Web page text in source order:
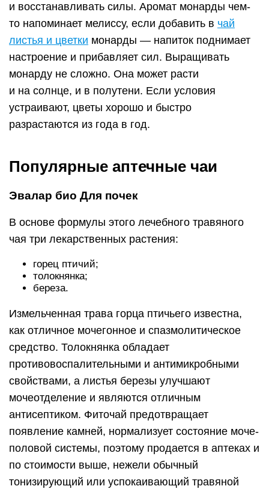
и восстанавливать силы. Аромат монарды чем-
то напоминает мелиссу, если добавить в чай
листья и цветки монарды — напиток поднимает
настроение и прибавляет сил. Выращивать
монарду не сложно. Она может расти
и на солнце, и в полутени. Если условия
устраивают, цветы хорошо и быстро
разрастаются из года в год.
Популярные аптечные чаи
Эвалар био Для почек
В основе формулы этого лечебного травяного
чая три лекарственных растения:
горец птичий;
толокнянка;
береза.
Измельченная трава горца птичьего известна,
как отличное мочегонное и спазмолитическое
средство. Толокнянка обладает
противовоспалительными и антимикробными
свойствами, а листья березы улучшают
мочеотделение и являются отличным
антисептиком. Фиточай предотвращает
появление камней, нормализует состояние моче-
половой системы, поэтому продается в аптеках и
по стоимости выше, нежели обычный
тонизирующий или успокаивающий травяной